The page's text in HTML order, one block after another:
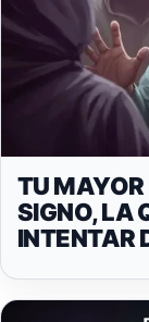
TU MAYOR
SIGNO, LA
INTENTAR